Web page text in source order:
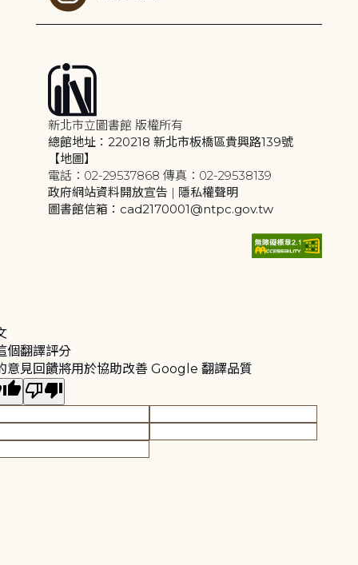
新北市立圖書館 版權所有
總館地址：220218 新北市板橋區貴興路139號
【地圖】
電話：02-29537868 傳真：02-29538139
政府網站資料開放宣告 | 隱私權聲明
圖書館信箱：cad2170001@ntpc.gov.tw
個翻譯評分
意見回饋將用於協助改善 Google 翻譯品質